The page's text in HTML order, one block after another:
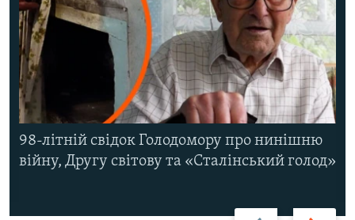
98-літній свідок Голодомору про нинішню
війну, Другу світову та «Сталінський голод»